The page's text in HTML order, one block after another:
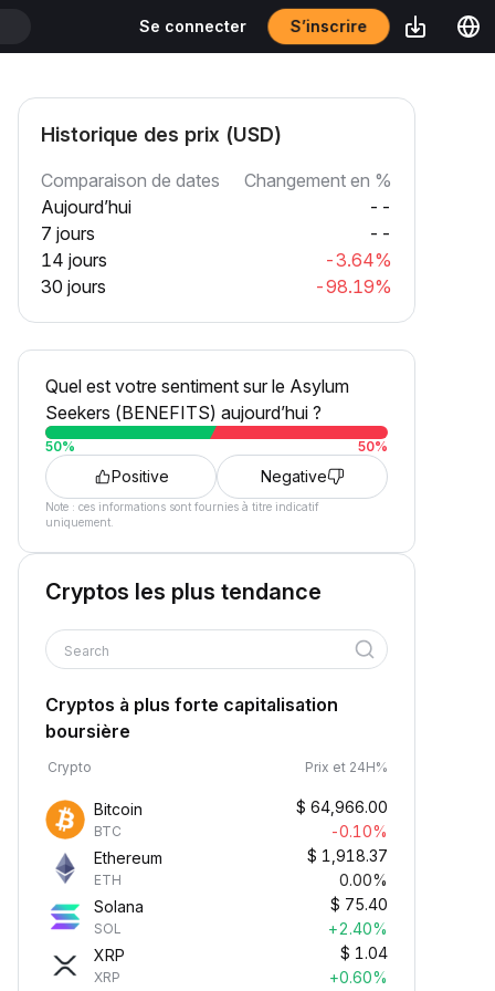
Se connecter S’inscrire
Historique des prix (USD)
Comparaison de dates
Changement en %
Aujourd’hui
--
7 jours
--
14 jours
-3.64%
30 jours
-98.19%
Quel est votre sentiment sur le Asylum
Seekers (BENEFITS) aujourd’hui ?
50% 50%
Positive Negative
Note : ces informations sont fournies à titre indicatif
uniquement.
Cryptos les plus tendance
Search
Cryptos à plus forte capitalisation
boursière
Crypto Prix et 24H%
Bitcoin
BTC
$ 64,966.00
-0.10%
Ethereum
ETH
$ 1,918.37
0.00%
Solana
SOL
$ 75.40
+2.40%
XRP
XRP
$ 1.04
+0.60%